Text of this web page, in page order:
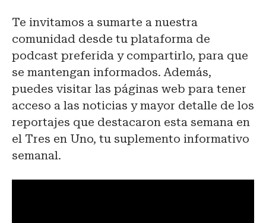
Te invitamos a sumarte a nuestra
comunidad desde tu plataforma de
podcast preferida y compartirlo, para que
se mantengan informados. Además,
puedes visitar las páginas web para tener
acceso a las noticias y mayor detalle de los
reportajes que destacaron esta semana en
el Tres en Uno, tu suplemento informativo
semanal.